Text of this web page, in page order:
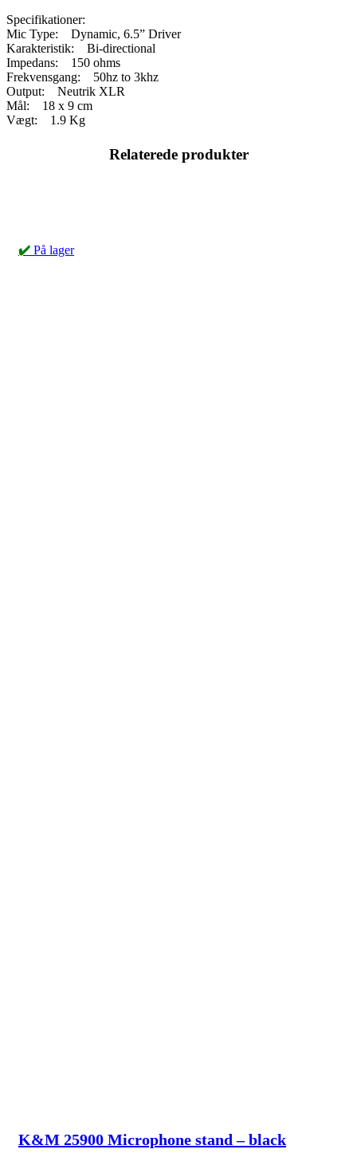
Specifikationer:
Mic Type: Dynamic, 6.5” Driver
Karakteristik: Bi-directional
Impedans: 150 ohms
Frekvensgang: 50hz to 3khz
Output: Neutrik XLR
Mål: 18 x 9 cm
Vægt: 1.9 Kg
Relaterede produkter
✔️ På lager
K&M 25900 Microphone stand – black